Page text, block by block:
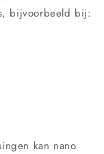
bijvoorbeeld bij:
kan nano